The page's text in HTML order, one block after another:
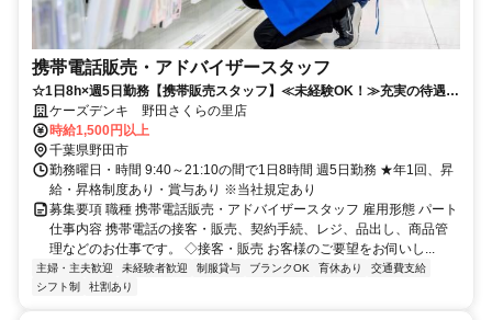
携帯電話販売・アドバイザースタッフ
☆1日8h×週5日勤務【携帯販売スタッフ】≪未経験OK！≫充実の待遇で
働きやすさ抜群◎
ケーズデンキ 野田さくらの里店
時給1,500円以上
千葉県野田市
勤務曜日・時間 9:40～21:10の間で1日8時間 週5日勤務 ★年1回、昇
給・昇格制度あり・賞与あり ※当社規定あり
募集要項 職種 携帯電話販売・アドバイザースタッフ 雇用形態 パート
仕事内容 携帯電話の接客・販売、契約手続、レジ、品出し、商品管
理などのお仕事です。 ◇接客・販売 お客様のご要望をお伺いし...
主婦・主夫歓迎 未経験者歓迎 制服貸与 ブランクOK 育休あり
交通費支給
シフト制
社割あり